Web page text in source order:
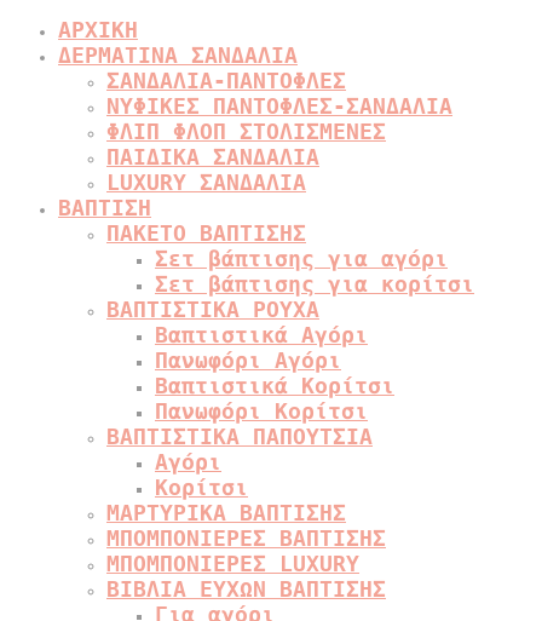
ΑΡΧΙΚΗ
ΔΕΡΜΑΤΙΝΑ ΣΑΝΔΑΛΙΑ
ΣΑΝΔΑΛΙΑ-ΠΑΝΤΟΦΛΕΣ
ΝΥΦΙΚΕΣ ΠΑΝΤΟΦΛΕΣ-ΣΑΝΔΑΛΙΑ
ΦΛΙΠ ΦΛΟΠ ΣΤΟΛΙΣΜΕΝΕΣ
ΠΑΙΔΙΚΑ ΣΑΝΔΑΛΙΑ
LUXURY ΣΑΝΔΑΛΙΑ
ΒΑΠΤΙΣΗ
ΠΑΚΕΤΟ ΒΑΠΤΙΣΗΣ
Σετ βάπτισης για αγόρι
Σετ βάπτισης για κορίτσι
ΒΑΠΤΙΣΤΙΚΑ ΡΟΥΧΑ
Βαπτιστικά Αγόρι
Πανωφόρι Αγόρι
Βαπτιστικά Κορίτσι
Πανωφόρι Κορίτσι
ΒΑΠΤΙΣΤΙΚΑ ΠΑΠΟΥΤΣΙΑ
Αγόρι
Κορίτσι
ΜΑΡΤΥΡΙΚΑ ΒΑΠΤΙΣΗΣ
ΜΠΟΜΠΟΝΙΕΡΕΣ ΒΑΠΤΙΣΗΣ
ΜΠΟΜΠΟΝΙΕΡΕΣ LUXURY
ΒΙΒΛΙΑ ΕΥΧΩΝ ΒΑΠΤΙΣΗΣ
Για αγόρι